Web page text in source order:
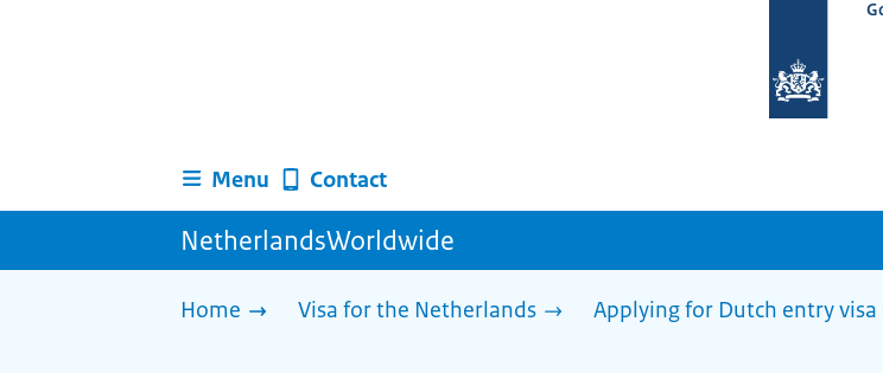
homepage
Menu Contact
NetherlandsWorldwide
Home Visa for the Netherlands Applying for Dutch entry